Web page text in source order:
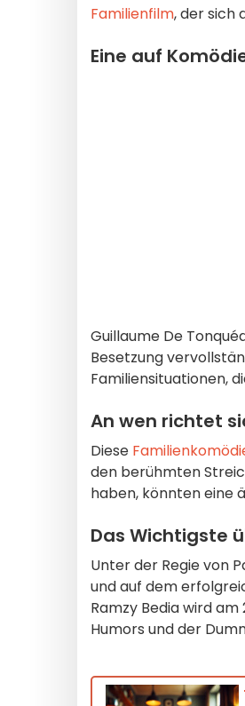
Familienfilm, der sich
Eine auf
Guillaume De
Besetzung
Familiensituationen,
An wen richtet
Diese
den berühmten
haben, könnten eine
Das Wichtigste
Unter der Regie von
und auf dem
Ramzy Bedia wird am
Humors und der